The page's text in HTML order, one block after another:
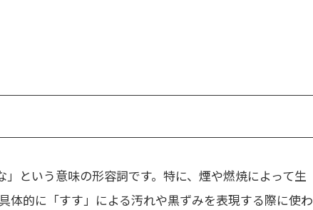
という意味の形容詞です。特に、煙や燃焼によって生
体的に「すす」による汚れや黒ずみを表現する際に使わ